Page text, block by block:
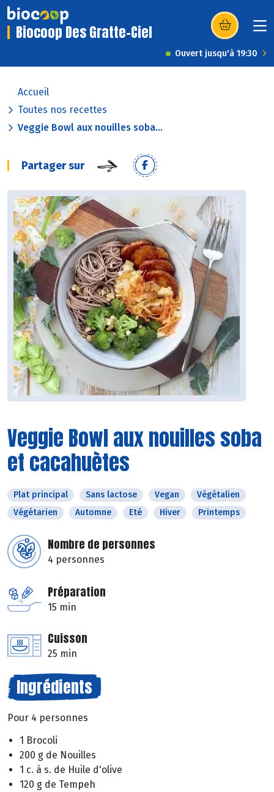
Biocoop Des Gratte-Ciel (s’ouvre dans
Ouvert jusqu'à 19:30
Accueil
Toutes nos recettes
Veggie Bowl aux nouilles soba...
Partager sur
Veggie Bowl aux nouilles soba
et cacahuètes
Plat principal Sans lactose Vegan
Végétalien
Végétarien
Automne Eté Hiver Printemps
Nombre de personnes
4 personnes
Préparation
15 min
Cuisson
25 min
Ingrédients
Pour 4 personnes
1 Brocoli
200 g de Nouilles
1 c. à s. de Huile d'olive
120 g de Tempeh